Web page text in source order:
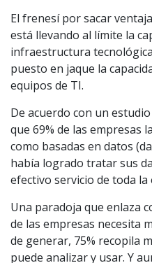
El frenesí por sacar
está llevando al límite la
infraestructura
puesto en jaque la
equipos de TI.
De acuerdo con un
que 69% de las empresas
como basadas en datos
había logrado tratar sus
efectivo servicio de toda la
Una paradoja que enlaza
de las empresas necesita
de generar, 75% recopila
puede analizar y usar. Y